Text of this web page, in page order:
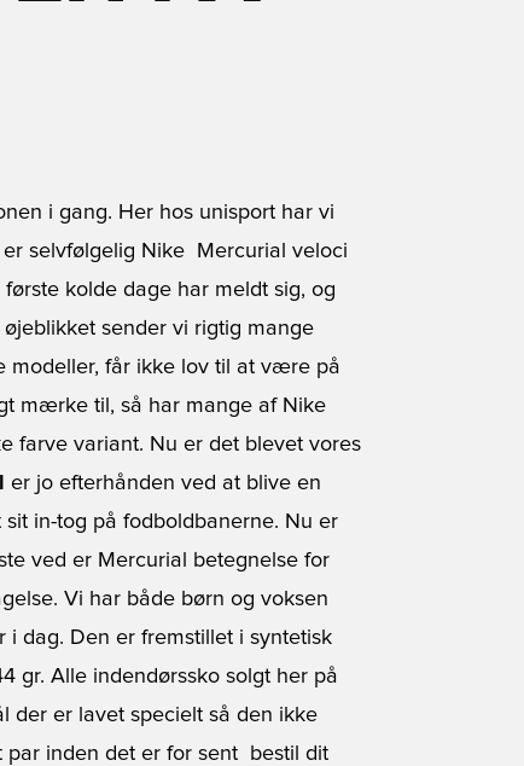
i gang. Her hos unisport har vi
selvfølgelig Nike  Mercurial veloci
kolde dage har meldt sig, og
sender vi rigtig mange
modeller, får ikke lov til at være på
mærke til, så har mange af Nike
farve variant. Nu er det blevet vores
er jo efterhånden ved at blive en
in-tog på fodboldbanerne. Nu er
ved er Mercurial betegnelse for
Vi har både børn og voksen
i dag. Den er fremstillet i syntetisk
gr. Alle indendørssko solgt her på
der er lavet specielt så den ikke
inden det er for sent  bestil dit